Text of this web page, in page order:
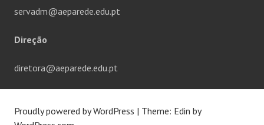
servadm@aeparede.edu.pt
Direção
diretora@aeparede.edu.pt
Proudly powered by WordPress | Theme: Edin by